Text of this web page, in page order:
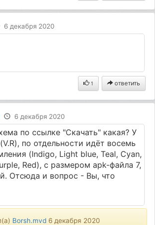
6 декабря 2020
1 ответить
6 декабря 2020
по ссылке "Скачать" какая? У
по отдельности идёт восемь
(Indigo, Light blue, Teal, Cyan,
Red), с размером apk-файла 7,
Отсюда и вопрос - Вы, что
Borsh.mvd 6 декабря 2020